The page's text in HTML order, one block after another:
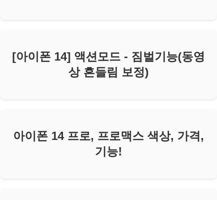
[아이폰 14] 액션모드 - 짐벌기능(동영
상 흔들림 보정)
아이폰 14 프로, 프로맥스 색상, 가격,
기능!